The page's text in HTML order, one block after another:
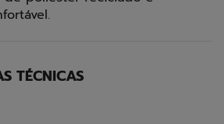
TÉCNICAS